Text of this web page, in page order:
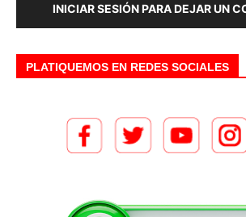
INICIAR SESIÓN PARA DEJAR UN
PLATIQUEMOS EN REDES SOCIALES